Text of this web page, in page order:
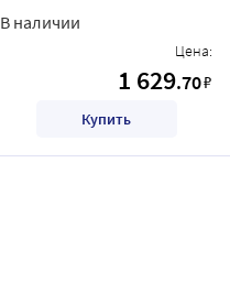
В наличии
Цена:
1 629.70₽
Купить